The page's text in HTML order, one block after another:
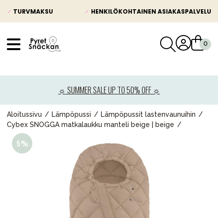
✓ TURVMAKSU ✓ HENKILÖKOHTAINEN ASIAKASPALVELU
☼ SUMMER SALE UP TO 50% OFF ☼
Aloitussivu Lämpöpussi
Lämpöpussit lastenvaunuihin
Cybex SNOGGA matkalaukku manteli beige | beige
Lastenvaunut
Lasten turvaistuimet
Lapsi & vauva
Lelut ja pelit
Äiti & Isä
Huonekalut & vuodevaatteet